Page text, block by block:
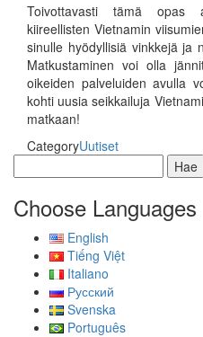
Toivottavasti tämä opas
kiireellisten Vietnamin
sinulle hyödyllisiä vinkkejä ja
Matkustaminen voi olla
oikeiden palveluiden avulla
kohti uusia seikkailuja
matkaan!
CategoryUutiset
Choose Languages
English
Tiếng Việt
Italiano
Русский
Svenska
Português